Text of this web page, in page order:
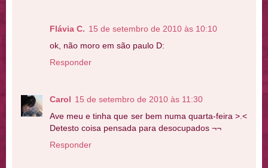
Flávia C. 15 de setembro de 2010 às 10:10
ok, não moro em são paulo D:
Responder
Carol 15 de setembro de 2010 às 11:30
Ave meu e tinha que ser bem numa quarta-feira >.<
Detesto coisa pensada para desocupados ¬¬
Responder